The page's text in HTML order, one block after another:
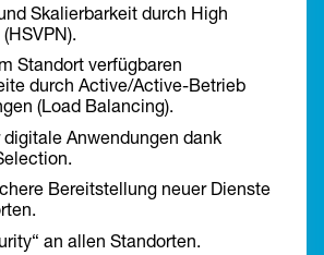
Skalierbarkeit durch High
Standort verfügbaren
durch Active/Active-Betrieb
(Load Balancing).
Anwendungen dank
Bereitstellung neuer Dienste
an allen Standorten.